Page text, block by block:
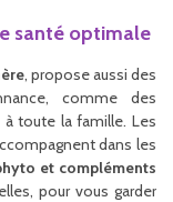
santé optimale
, propose aussi des
comme des
à toute la famille. Les
dans les
et compléments
pour vous garder